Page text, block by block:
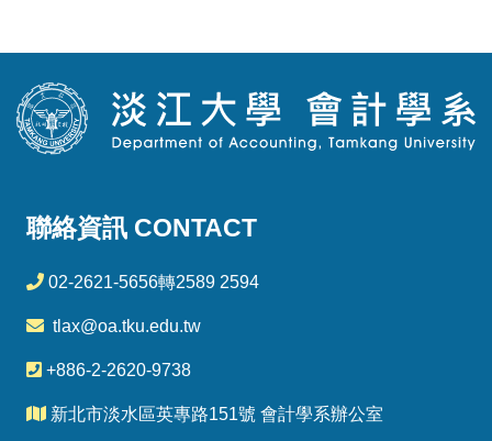
聯絡資訊 CONTACT
02-2621-5656轉2589 2594
tlax@oa.tku.edu.tw
+886-2-2620-9738
新北市淡水區英專路151號 會計學系辦公室